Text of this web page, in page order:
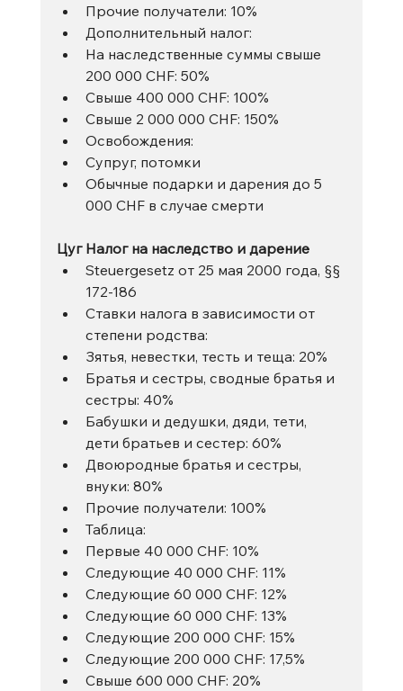
Прочие получатели: 10%
Дополнительный налог:
На наследственные суммы свыше
200 000 CHF: 50%
Свыше 400 000 CHF: 100%
Свыше 2 000 000 CHF: 150%
Освобождения:
Супруг, потомки
Обычные подарки и дарения до 5
000 CHF в случае смерти
Цуг Налог на наследство и дарение
Steuergesetz от 25 мая 2000 года, §§
172-186
Ставки налога в зависимости от
степени родства:
Зятья, невестки, тесть и теща: 20%
Братья и сестры, сводные братья и
сестры: 40%
Бабушки и дедушки, дяди, тети,
дети братьев и сестер: 60%
Двоюродные братья и сестры,
внуки: 80%
Прочие получатели: 100%
Таблица:
Первые 40 000 CHF: 10%
Следующие 40 000 CHF: 11%
Следующие 60 000 CHF: 12%
Следующие 60 000 CHF: 13%
Следующие 200 000 CHF: 15%
Следующие 200 000 CHF: 17,5%
Свыше 600 000 CHF: 20%